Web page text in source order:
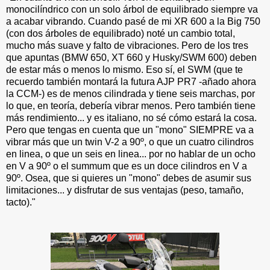
monocilíndrico con un solo árbol de equilibrado siempre va
a acabar vibrando. Cuando pasé de mi XR 600 a la Big 750
(con dos árboles de equilibrado) noté un cambio total,
mucho más suave y falto de vibraciones. Pero de los tres
que apuntas (BMW 650, XT 660 y Husky/SWM 600) deben
de estar más o menos lo mismo. Eso sí, el SWM (que te
recuerdo también montará la futura AJP PR7 -añado ahora
la CCM-) es de menos cilindrada y tiene seis marchas, por
lo que, en teoría, debería vibrar menos. Pero también tiene
más rendimiento... y es italiano, no sé cómo estará la cosa.
Pero que tengas en cuenta que un "mono" SIEMPRE va a
vibrar más que un twin V-2 a 90º, o que un cuatro cilindros
en linea, o que un seis en linea... por no hablar de un ocho
en V a 90º o el summum que es un doce cilindros en V a
90º. Osea, que si quieres un "mono" debes de asumir sus
limitaciones... y disfrutar de sus ventajas (peso, tamaño,
tacto)."